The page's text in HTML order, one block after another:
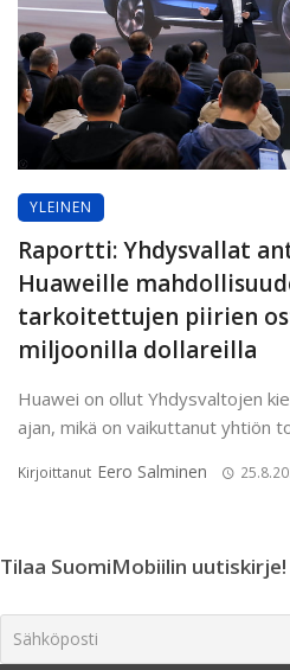
YLEINEN
Raportti: Yhdysvallat
Huaweille
tarkoitettujen piirien
miljoonilla dollareilla
Huawei on ollut Yhdysvaltojen
ajan, mikä on vaikuttanut yhtiön
Kirjoittanut Eero Salminen
Tilaa SuomiMobiilin uutiskirje!